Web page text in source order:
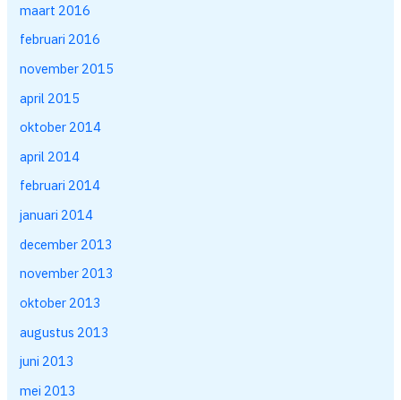
maart 2016
februari 2016
november 2015
april 2015
oktober 2014
april 2014
februari 2014
januari 2014
december 2013
november 2013
oktober 2013
augustus 2013
juni 2013
mei 2013